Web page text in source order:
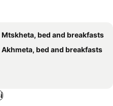
Mtskheta, bed and breakfasts
Akhmeta, bed and breakfasts